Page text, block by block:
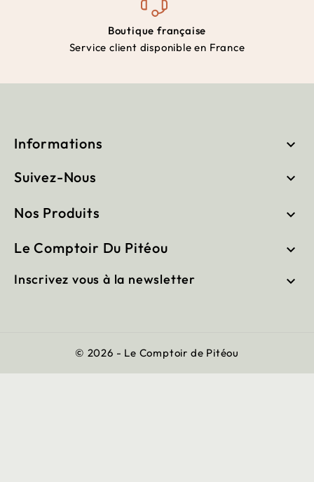
Boutique française
Service client disponible en France
Informations 
Suivez-Nous 
Nos Produits 
Le Comptoir Du Pitéou 
Inscrivez vous à la newsletter 
© 2026 - Le Comptoir de Pitéou